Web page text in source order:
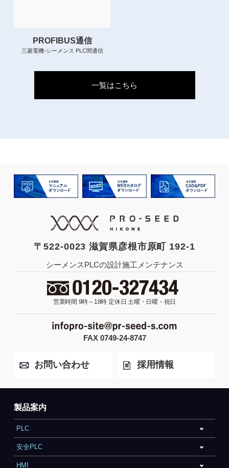
PROFIBUS通信
三菱電機-シーメンス PLC間通信
一覧はこちら
〒522-0023 滋賀県彦根市原町 192-1
シーメンスPLCの設計施工メンテナンス
営業時間 9時～18時 定休日 土曜・日曜・祝日
FAX 0749-24-8747
お問い合わせ 採用情報
製品案内
PLC
安全PLC
HMI